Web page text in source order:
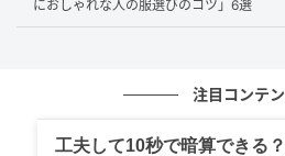
におしゃれな人の服選びのコツ」6選
注目コンテ
工夫して10秒で暗算できる